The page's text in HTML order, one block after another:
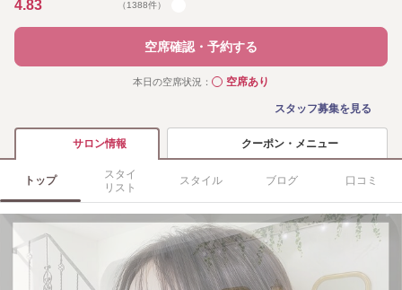
4.83 （1388件）
空席確認・予約する
本日の空席状況： ◯空席あり
スタッフ募集を見る
サロン情報 クーポン・メニュー
トップ
スタイ
リスト
スタイル ブログ 口コミ